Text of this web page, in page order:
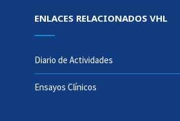
ENLACES RELACIONADOS VHL
Diario de Actividades
Ensayos Clínicos